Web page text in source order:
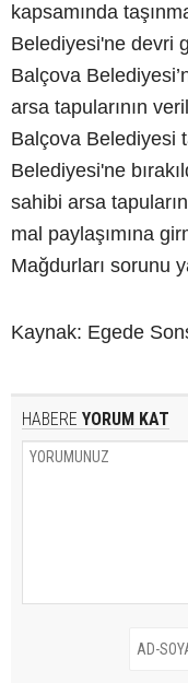
kapsamında
Belediyesi'ne devri
Balçova
arsa tapularının
Balçova Belediyesi
Belediyesi'ne
sahibi arsa
mal paylaşımına
Mağdurları sorunu
Kaynak: Egede
HABERE YORUM KAT